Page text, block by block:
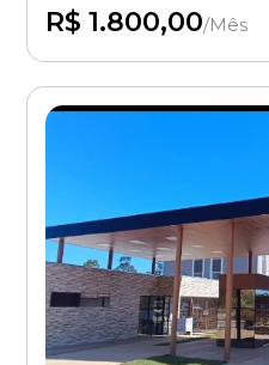
R$ 1.800,00/Mês